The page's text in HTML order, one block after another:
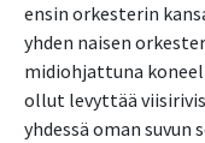
ensin orkesterin
yhden naisen
midiohjattuna
ollut levyttää
yhdessä oman suvun